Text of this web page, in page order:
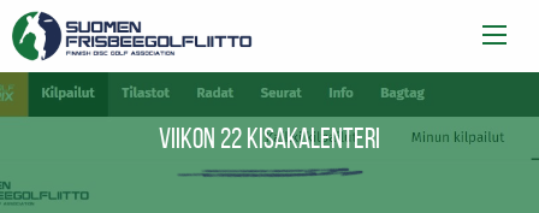
Viikon 22 kisakalenteri